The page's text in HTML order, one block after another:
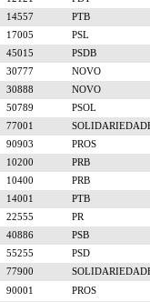
14557
PTB
17005
PSL
45015
PSDB
30777
NOVO
30888
NOVO
50789
PSOL
77001
90903
PROS
10200
PRB
10400
PRB
14001
PTB
22555
PR
40886
PSB
55255
PSD
77900
90001
PROS